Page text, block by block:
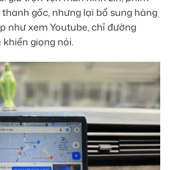
gốc, nhưng lại bổ sung hàng
như xem Youtube, chỉ đường
giọng nói.